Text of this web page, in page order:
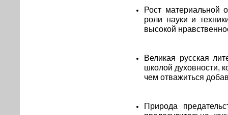
Рост материальной
роли науки и
высокой
Великая русская
школой духовности,
чем отважиться
Природа